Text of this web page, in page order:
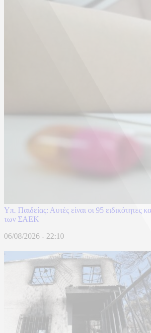
Υπ. Παιδείας: Αυτές είναι οι 95 ειδικότητες
των ΣΑΕΚ
06/08/2026 - 22:10